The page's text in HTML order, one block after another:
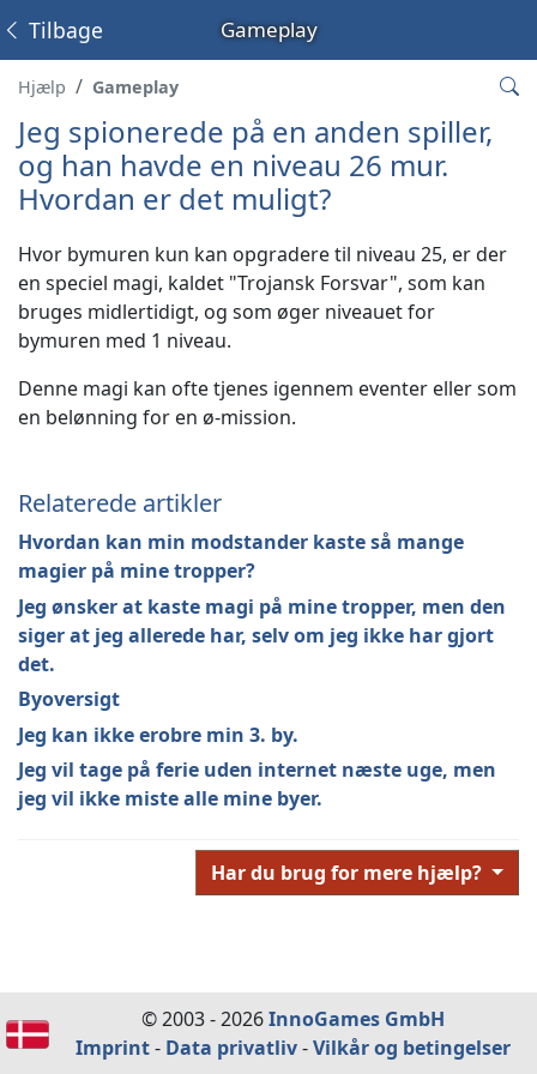
Gameplay
Tilbage
Hjælp Gameplay
Jeg spionerede på en anden spiller,
og han havde en niveau 26 mur.
Hvordan er det muligt?
Hvor bymuren kun kan opgradere til niveau 25, er der
en speciel magi, kaldet "Trojansk Forsvar", som kan
bruges midlertidigt, og som øger niveauet for
bymuren med 1 niveau.
Denne magi kan ofte tjenes igennem eventer eller som
en belønning for en ø-mission.
Relaterede artikler
Hvordan kan min modstander kaste så mange
magier på mine tropper?
Jeg ønsker at kaste magi på mine tropper, men den
siger at jeg allerede har, selv om jeg ikke har gjort
det.
Byoversigt
Jeg kan ikke erobre min 3. by.
Jeg vil tage på ferie uden internet næste uge, men
jeg vil ikke miste alle mine byer.
Har du brug for mere hjælp?
© 2003 - 2026InnoGames GmbH
Imprint- Data privatliv-Vilkår og betingelser